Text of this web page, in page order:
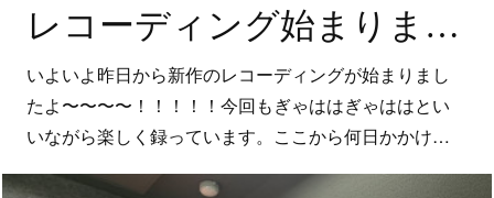
レコーディング始まりました😊
いよいよ昨日から新作のレコーディングが始まりまし
たよ〜〜〜〜！！！！！今回もぎゃははぎゃははとい
いながら楽しく録っています。ここから何日かかけ…